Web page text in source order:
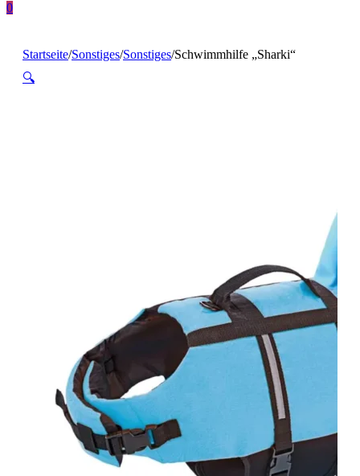
0
Startseite/Sonstiges/Sonstiges/Schwimmhilfe „Sharki“
🔍